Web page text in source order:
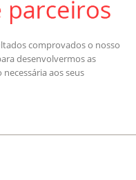
comprovados o nosso
desenvolvermos as
aos seus